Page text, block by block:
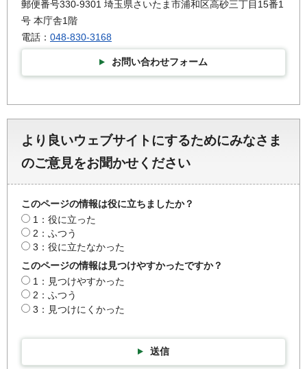
郵便番号330-9301 埼玉県さいたま市浦和区高砂三丁目15番1
号 本庁舎1階
電話： 048-830-3168
お問い合わせフォーム
より良いウェブサイトにするためにみなさま
のご意見をお聞かせください
このページの情報は役に立ちましたか？
1：役に立った
2：ふつう
3：役に立たなかった
このページの情報は見つけやすかったですか？
1：見つけやすかった
2：ふつう
3：見つけにくかった
送信